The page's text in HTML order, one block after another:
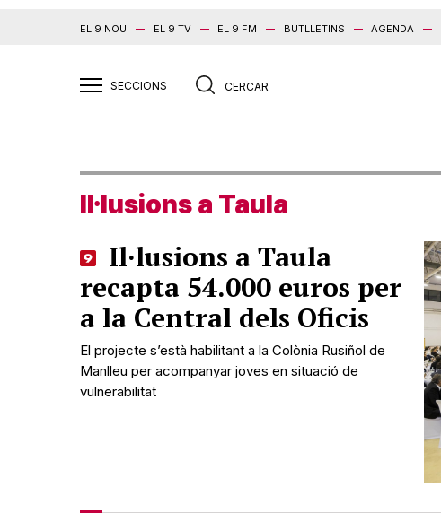
EL 9 NOU EL 9 TV EL 9 FM BUTLLETINS AGENDA
Il·lusions a Taula
Il·lusions a Taula
recapta 54.000 euros per
a la Central dels Oficis
El projecte s’està habilitant a la Colònia Rusiñol de
Manlleu per acompanyar joves en situació de
vulnerabilitat